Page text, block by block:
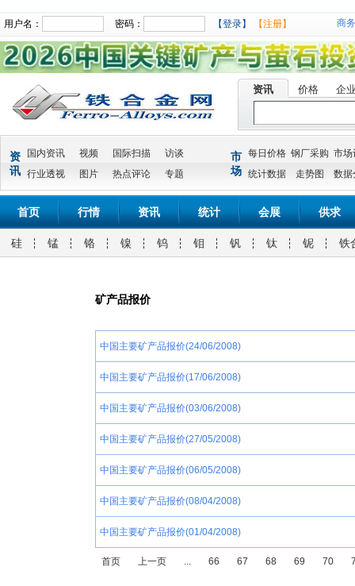
用户名： 密码： 【登录】 【注册】 商
资讯 价格 企
资
讯
国内资讯 视频 国际扫描
访谈
行业透视
图片 热点评论 专题
市
场
每日价格 钢厂采购 市场
统计数据
走势图 数据
首页 行情 资讯 统计 会展 供求
硅 锰 铬 镍 钨 钼 钒 钛 铌 铁
矿产品报价
中国主要矿产品报价(24/06/2008)
中国主要矿产品报价(17/06/2008)
中国主要矿产品报价(03/06/2008)
中国主要矿产品报价(27/05/2008)
中国主要矿产品报价(06/05/2008)
中国主要矿产品报价(08/04/2008)
中国主要矿产品报价(01/04/2008)
首页 上一页 66 67 68 69 70